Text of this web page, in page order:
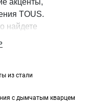
акценты,
TOUS.
найдете
вы сможете
из стали
с дымчатым кварцем